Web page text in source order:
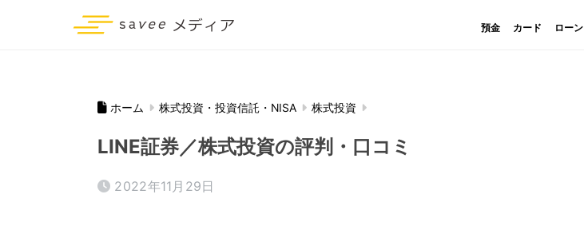
預金 カード ローン
ホーム 株式投資・投資信託・NISA 株式投資
LINE証券／株式投資の評判・口コミ
2022年11月29日